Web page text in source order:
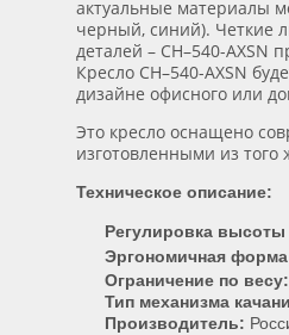
актуальные материалы
черный, синий). Четкие
деталей – СН–540-AXSN
Кресло СН–540-AXSN
дизайне офисного или
Это кресло оснащено
изготовленными из того
Техническое описание:
Регулировка высоты
Эргономичная форма
Ограничение по весу:
Тип механизма
Производитель: